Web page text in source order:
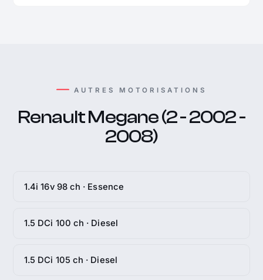
AUTRES MOTORISATIONS
Renault Megane (2 - 2002 -
2008)
1.4i 16v 98 ch · Essence
1.5 DCi 100 ch · Diesel
1.5 DCi 105 ch · Diesel